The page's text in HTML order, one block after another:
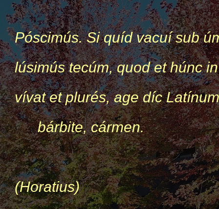
Póscimús. Si quíd vacuí sub
lúsimús tecúm, quod et húnc
vívat et plurés, age díc Latínum
bárbite, cármen.
(Horatius)